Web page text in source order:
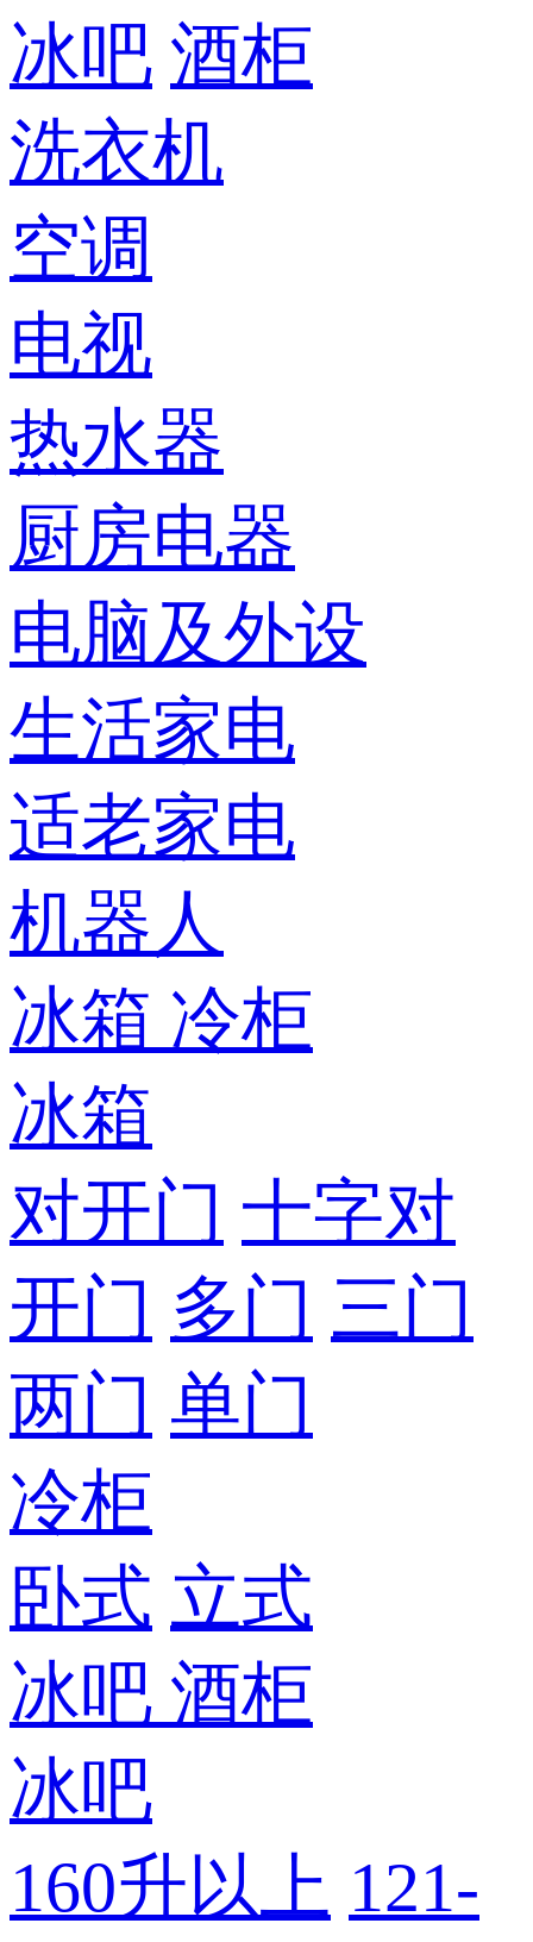
冰吧 酒柜
洗衣机
空调
电视
热水器
厨房电器
电脑及外设
生活家电
适老家电
机器人
冰箱 冷柜
冰箱
对开门 十字对
开门 多门 三门
两门 单门
冷柜
卧式 立式
冰吧 酒柜
冰吧
160升以上 121-